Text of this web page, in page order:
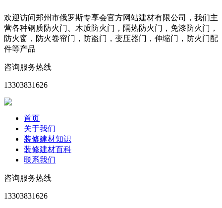
欢迎访问郑州市俄罗斯专享会官方网站建材有限公司，我们主
营各种钢质防火门、木质防火门，隔热防火门，免漆防火门，
防火窗，防火卷帘门，防盗门，变压器门，伸缩门，防火门配
件等产品
咨询服务热线
13303831626
首页
关于我们
装修建材知识
装修建材百科
联系我们
咨询服务热线
13303831626